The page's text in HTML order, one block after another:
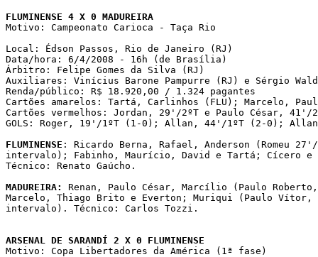
FLUMINENSE 4 X 0 MADUREIRA
Motivo: Campeonato Carioca - Taça Rio
Local: Édson Passos, Rio de Janeiro (RJ)
Data/hora: 6/4/2008 - 16h (de Brasília)
Árbitro: Felipe Gomes da Silva (RJ)
Auxiliares: Vinícius Barone Pampurre (RJ) e Sérgio
Renda/público: R$ 18.920,00 / 1.324 pagantes
Cartões amarelos: Tartá, Carlinhos (FLU); Marcelo,
Cartões vermelhos: Jordan, 29'/2ºT e Paulo César, 41'/
GOLS: Roger, 19'/1ºT (1-0); Allan, 44'/1ºT (2-0);
FLUMINENSE : Ricardo Berna, Rafael, Anderson (Romeu
intervalo); Fabinho, Maurício, David e Tartá; Cícero e
Técnico: Renato Gaúcho.
MADUREIRA:
Renan, Paulo César, Marcílio (Paulo
Marcelo, Thiago Brito e Everton; Muriqui (Paulo Vítor,
intervalo). Técnico: Carlos Tozzi.
ARSENAL DE SARANDÍ 2 X 0 FLUMINENSE
Motivo: Copa Libertadores da América (1ª fase)